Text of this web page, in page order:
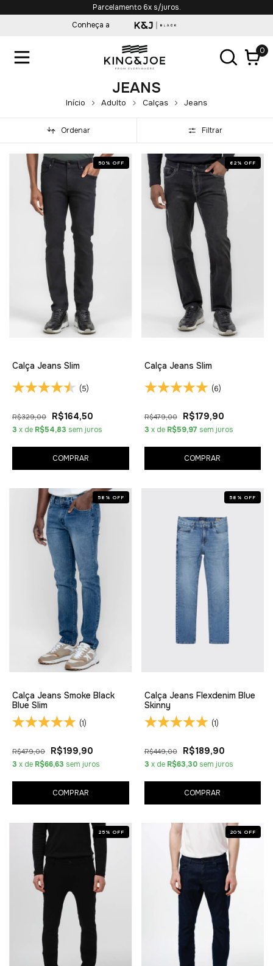
Parcelamento 6x s/juros.
Conheça a
0
JEANS
Início Adulto Calças Jeans
Ordenar Filtrar
50 % OFF
Calça Jeans Slim
(5)
R$329,00 R$164,50
3 x de R$54,83 sem juros
COMPRAR
62 % OFF
Calça Jeans Slim
(6)
R$479,00 R$179,90
3 x de R$59,97 sem juros
COMPRAR
58 % OFF
Calça Jeans Smoke Black
Blue Slim
(1)
R$479,00 R$199,90
3 x de R$66,63 sem juros
COMPRAR
58 % OFF
Calça Jeans Flexdenim Blue
Skinny
(1)
R$449,00 R$189,90
3 x de R$63,30 sem juros
COMPRAR
25 % OFF 20 % OFF